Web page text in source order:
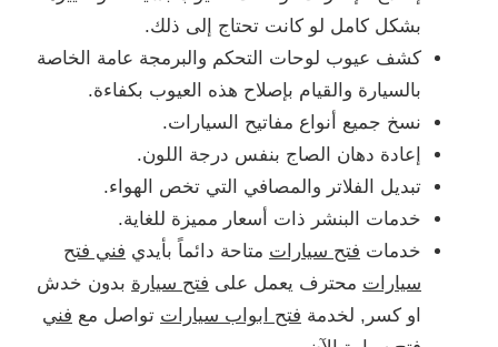
بشكل كامل لو كانت تحتاج إلى ذلك.
كشف عيوب لوحات التحكم والبرمجة عامة الخاصة
بالسيارة والقيام بإصلاح هذه العيوب بكفاءة.
نسخ جميع أنواع مفاتيح السيارات.
إعادة دهان الصاج بنفس درجة اللون.
تبديل الفلاتر والمصافي التي تخص الهواء.
خدمات البنشر ذات أسعار مميزة للغاية.
خدمات فتح سيارات متاحة دائماً بأيدي فني فتح
سيارات محترف يعمل على فتح سيارة بدون خدش
او كسر, لخدمة فتح ابواب سيارات تواصل مع فني